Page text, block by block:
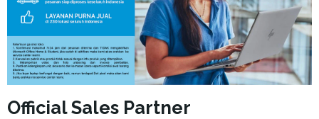
Official Sales Partner